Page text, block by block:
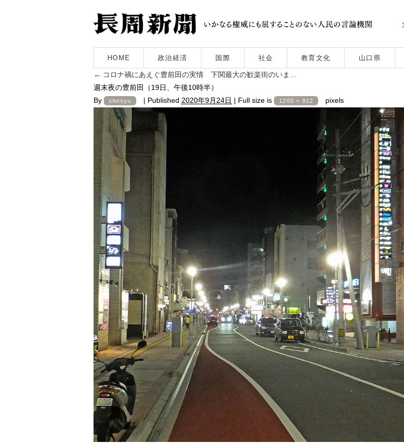
HOME 政治経済 国際 社会 教育文化 山口県
← コロナ禍にあえぐ豊前田の実情 下関最大の歓楽街のいま…
週末夜の豊前田（19日、午後10時半）
By
chosyu | Published 2020年9月24日 | Full size is 1260 × 912 pixels